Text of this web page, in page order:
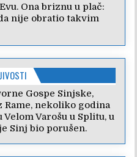
Ona briznu u plač:
nije obratio takvim
Gospe Sinjske,
nekoliko godina
Varošu u Splitu, u
Sinj bio porušen.